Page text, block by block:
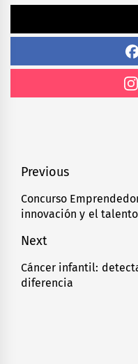
Navegación
de
entradas
Previous
Previous
post:
Concurso
innovación y el
Next
Next
post:
Cáncer infantil:
diferencia